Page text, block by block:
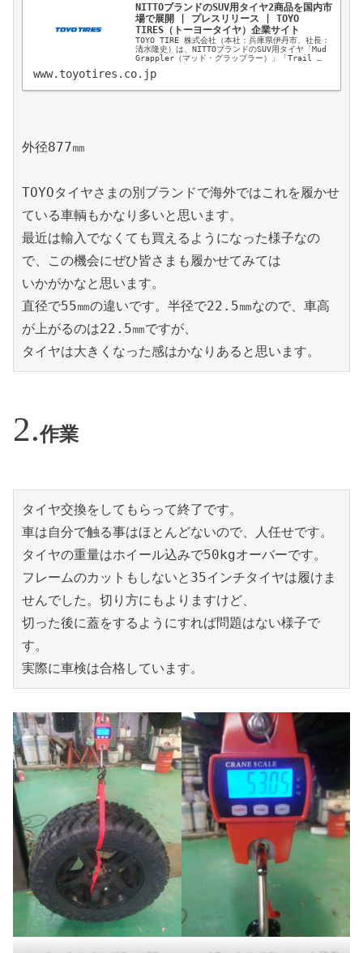
NITTOブランドのSUV用タイヤ2商品を国内市
場で展開 | プレスリリース | TOYO
TIRES（トーヨータイヤ）企業サイト
TOYO TIRE 株式会社（本社：兵庫県伊丹市、社長：
清水隆史）は、NITTOブランドのSUV用タイヤ「Mud
Grappler（マッド・グラップラー）」「Trail
www.toyotires.co.jp
外径877㎜
TOYOタイヤさまの別ブランドで海外ではこれを履かせ
ている車輌もかなり多いと思います。
最近は輸入でなくても買えるようになった様子なの
で、この機会にぜひ皆さまも履かせてみては
いかがかなと思います。
直径で55㎜の違いです。半径で22.5㎜なので、車高
が上がるのは22.5㎜ですが、
作業
タイヤ交換をしてもらって終了です。
車は自分で触る事はほとんどないので、人任せです。
タイヤの重量はホイール込みで50kgオーバーです。
フレームのカットもしないと35インチタイヤは履けま
せんでした。切り方にもよりますけど、
切った後に蓋をするようにすれば問題はない様子で
す。
実際に車検は合格しています。